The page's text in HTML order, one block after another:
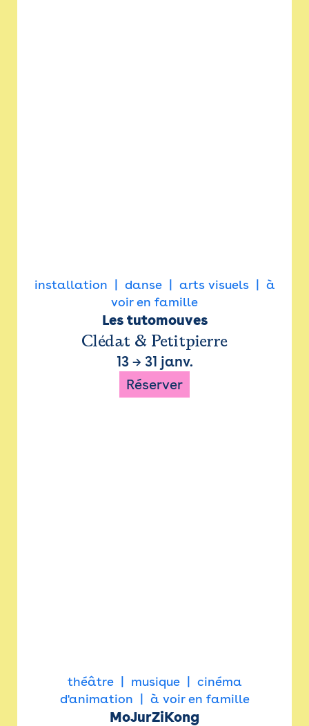
installation danse arts visuels
à
voir en famille
Les tutomouves
Clédat & Petitpierre
13→ 31 janv.
Réserver
théâtre musique
cinéma
d'animation
à voir en famille
MoJurZiKong